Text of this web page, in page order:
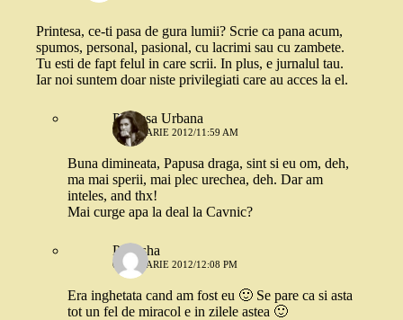
Printesa, ce-ti pasa de gura lumii? Scrie ca pana acum,
spumos, personal, pasional, cu lacrimi sau cu zambete.
Tu esti de fapt felul in care scrii. In plus, e jurnalul tau.
Iar noi suntem doar niste privilegiati care au acces la el.
Printesa Urbana
6 IANUARIE 2012/11:59 AM
Buna dimineata, Papusa draga, sint si eu om, deh,
ma mai sperii, mai plec urechea, deh. Dar am
inteles, and thx!
Mai curge apa la deal la Cavnic?
Papusha
6 IANUARIE 2012/12:08 PM
Era inghetata cand am fost eu 🙂 Se pare ca si asta
tot un fel de miracol e in zilele astea 🙂